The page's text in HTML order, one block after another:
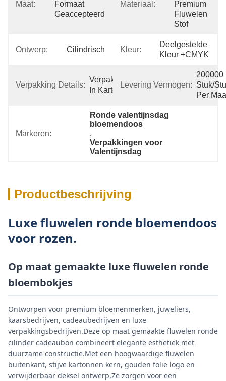
Maat:
Formaat
Geaccepteerd
Materiaal:
Premium
Fluwelen
Stof
Ontwerp: Cilindrisch Kleur:
Deelgestelde
Kleur +CMYK
Verpakking Details:
Verpakking
In Karton
Levering Vermogen:
200000
Stuk/
Per
Markeren:
Ronde valentijnsdag
bloemendoos
,
Verpakkingen voor
Valentijnsdag
Productbeschrijving
Luxe fluwelen ronde bloemendoos
voor rozen.
Op maat gemaakte luxe fluwelen ronde
bloembokjes
Ontworpen voor premium bloemenmerken, juweliers,
kaarsbedrijven, cadeaubedrijven en luxe
verpakkingsbedrijven.Deze op maat gemaakte fluwelen ronde
cilinder cadeaubon combineert elegante esthetiek met
duurzame constructie.Met een hoogwaardige fluwelen
buitenkant, stijve kartonnen kern, gouden folie logo en
verwijderbaar deksel ontwerp,Ze zorgen voor een